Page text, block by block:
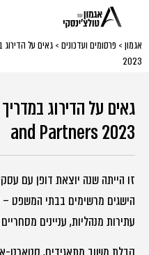
אגמון > פרסומים ועדכונים >
2023
and Partners 2023
זו הייתה שנה יוצאת דופן עם
הישגים מרשימים בבתי המשפט –
עתירות מנהליות, עניינים